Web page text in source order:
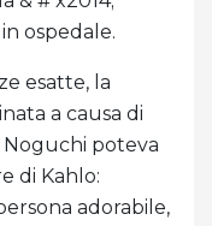
ospedale.
esatte, la
a causa di
Noguchi poteva
di Kahlo:
adorabile,